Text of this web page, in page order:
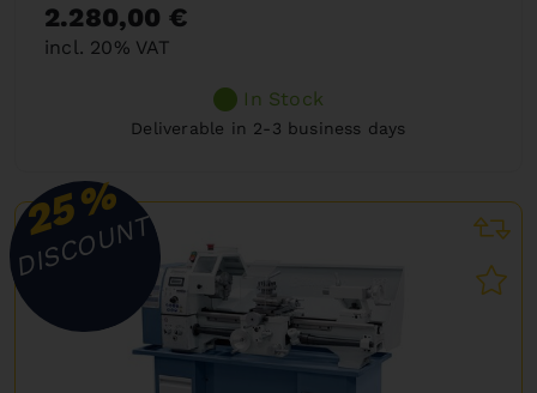
2.280,00 €
incl. 20% VAT
In Stock
Deliverable in 2-3 business days
25%
DISCOUNT